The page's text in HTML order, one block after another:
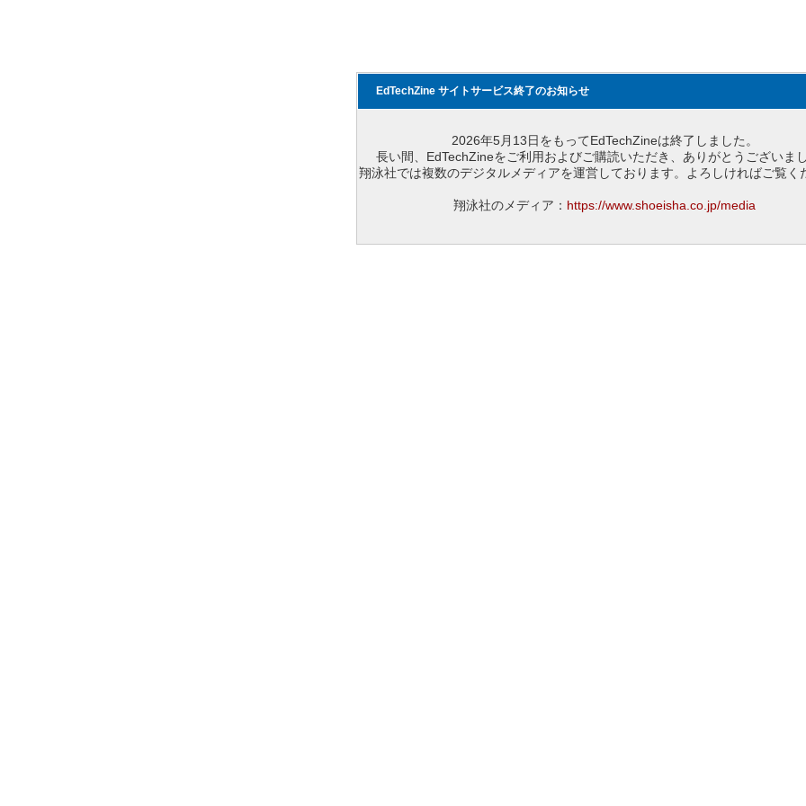
EdTechZine サイトサービス終了のお知らせ
2026年5月13日をもってEdTechZineは終了しました。
長い間、EdTechZineをご利用およびご購読いただき、ありがとうございまし
翔泳社では複数のデジタルメディアを運営しております。よろしければご覧く
翔泳社のメディア： https://www.shoeisha.co.jp/media